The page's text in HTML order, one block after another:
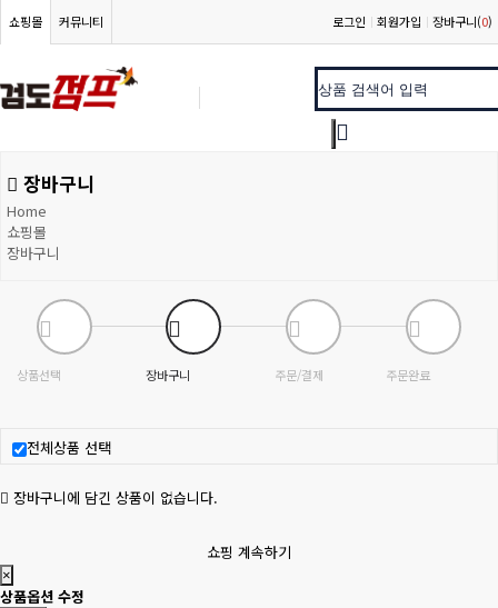
쇼핑몰 커뮤니티 로그인 회원가입 장바구니(0)
장바구니
Home
쇼핑몰
장바구니
상품선택 장바구니 주문/결제 주문완료
전체상품 선택
장바구니에 담긴 상품이 없습니다.
쇼핑 계속하기
×
상품옵션 수정